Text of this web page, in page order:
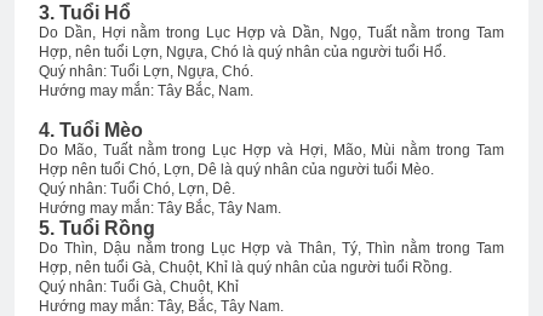
3. Tuổi Hổ
Do Dần, Hợi nằm trong Lục Hợp và Dần, Ngọ, Tuất nằm trong Tam
Hợp, nên tuổi Lợn, Ngựa, Chó là quý nhân của người tuổi Hổ.
Quý nhân: Tuổi Lợn, Ngựa, Chó.
Hướng may mắn: Tây Bắc, Nam.
4. Tuổi Mèo
Do Mão, Tuất nằm trong Lục Hợp và Hợi, Mão, Mùi nằm trong Tam
Hợp nên tuổi Chó, Lợn, Dê là quý nhân của người tuổi Mèo.
Quý nhân: Tuổi Chó, Lợn, Dê.
Hướng may mắn: Tây Bắc, Tây Nam.
5. Tuổi Rồng
Do Thìn, Dậu nằm trong Lục Hợp và Thân, Tý, Thìn nằm trong Tam
Hợp, nên tuổi Gà, Chuột, Khỉ là quý nhân của người tuổi Rồng.
Quý nhân: Tuổi Gà, Chuột, Khỉ
Hướng may mắn: Tây, Bắc, Tây Nam.